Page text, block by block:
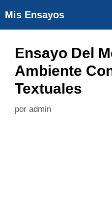
al
contenido
Mis Ensayos
Ensayo Del
Ambiente
Textuales
por admin